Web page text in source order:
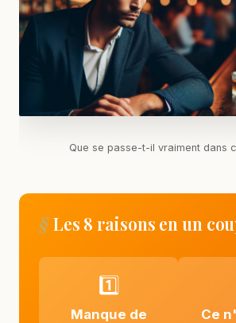
Que se passe-t-il vraiment dans
Les 8 raisons en un
1️⃣
Manque de
Ce